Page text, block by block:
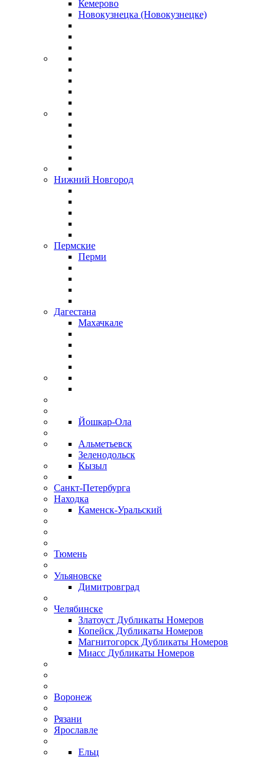
Кемерово
Новокузнецка (Новокузнецке)
Нижний Новгород
Пермские
Перми
Дагестана
Махачкале
Йошкар-Ола
Альметьевск
Зеленодольск
Кызыл
Санкт-Петербурга
Находка
Каменск-Уральский
Тюмень
Ульяновске
Димитровград
Челябинске
Златоуст Дубликаты Номеров
Копейск Дубликаты Номеров
Магнитогорск Дубликаты Номеров
Миасс Дубликаты Номеров
Воронеж
Рязани
Ярославле
Ельц